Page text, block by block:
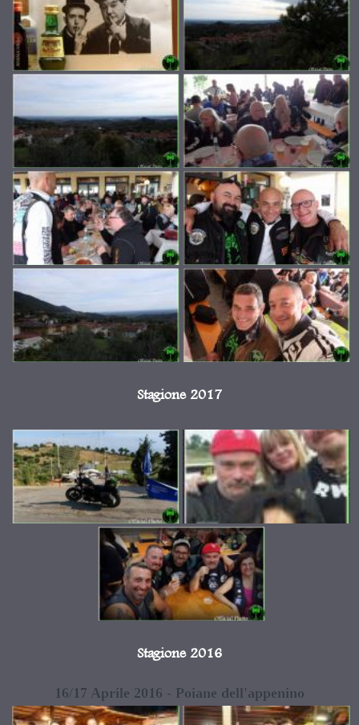
Stagione 2017
Stagione 2016
16/17 Aprile 2016 - Poiane dell'appenino